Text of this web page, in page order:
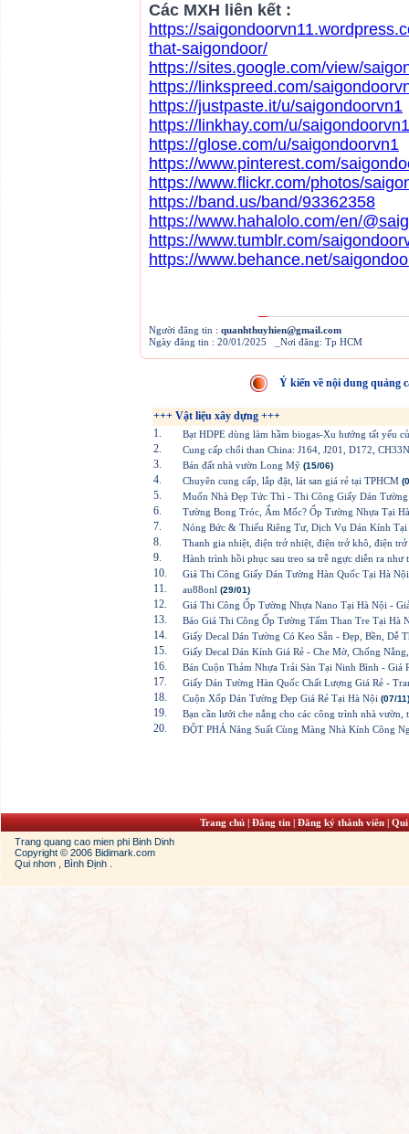
Các MXH liên kết :
https://
that-saigondoor/
https://sites.google.com/view/
https://linkspreed.com/
https://justpaste.it/u/saigondoorvn1
https://linkhay.com/u/
https://glose.com/u/saigondoorvn1
https://www.pinterest.com/
https://www.flickr.com/photos/
https://band.us/band/93362358
https://www.hahalolo.com/en/
https://www.tumblr.com/
https://www.behance.net/
Người đăng tin : quanhthuyhien@gmail.com
Ngày đăng tin : 20/01/2025 _Nơi đăng: Tp HCM
Ý kiến về nội dung quảng
+++ Vật liệu xây dựng +++
1.
Bạt HDPE dùng làm hầm biogas-Xu hướng tất yếu
2. Cung cấp chổi than China: J164, J201, D172,
3. Bán đất nhà vườn Long Mỹ (15/06)
4. Chuyên cung cấp, lắp đặt, lát san giá rẻ tại TPHCM
5. Muốn Nhà Đẹp Tức Thì - Thi Công Giấy Dán
6. Tường Bong Tróc, Ẩm Mốc? Ốp Tường Nhựa Tại
7. Nóng Bức & Thiếu Riêng Tư, Dịch Vụ Dán Kính
8. Thanh gia nhiệt, điện trở nhiệt, điện trở khô, điện
9. Hành trình hồi phục sau treo sa trễ ngực diễn ra như
10. Giá Thi Công Giấy Dán Tường Hàn Quốc Tại Hà
11. au88onl (29/01)
12. Giá Thi Công Ốp Tường Nhựa Nano Tại Hà Nội -
13. Báo Giá Thi Công Ốp Tường Tấm Than Tre Tại Hà
14. Giấy Decal Dán Tường Có Keo Sẵn - Đẹp, Bền, Dễ
15. Giấy Decal Dán Kính Giá Rẻ - Che Mờ, Chống
16. Bán Cuộn Thảm Nhựa Trải Sàn Tại Ninh Bình - Giá
17. Giấy Dán Tường Hàn Quốc Chất Lượng Giá Rẻ -
18. Cuộn Xốp Dán Tường Đẹp Giá Rẻ Tại Hà Nội (07/11)
19. Bạn cần lưới che nắng cho các công trình nhà vườn,
20. ĐỘT PHÁ Năng Suất Cùng Màng Nhà Kính Công
Trang chủ|Đăng tin|Đăng ký thành viên|
Trang quang cao mien phi Binh Dinh
Copyright © 2006 Bidimark.com
Qui nhơn , Bình Định .